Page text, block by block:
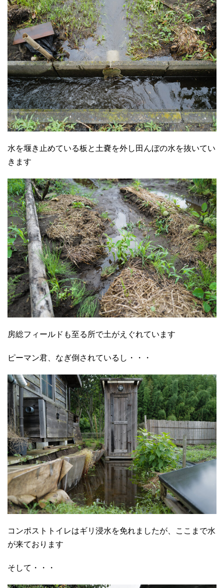
水を堰き止めている板と土嚢を外し田んぼの水を抜いてい
きます
房総フィールドも至る所で土がえぐれています
ピーマン君、なぎ倒されているし・・・
コンポストトイレはギリ浸水を免れましたが、ここまで水
が来ております
そして・・・